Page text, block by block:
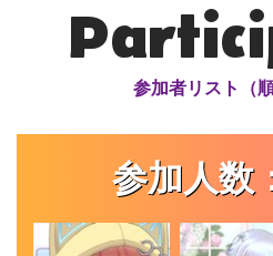
参加者リスト（
参加人数